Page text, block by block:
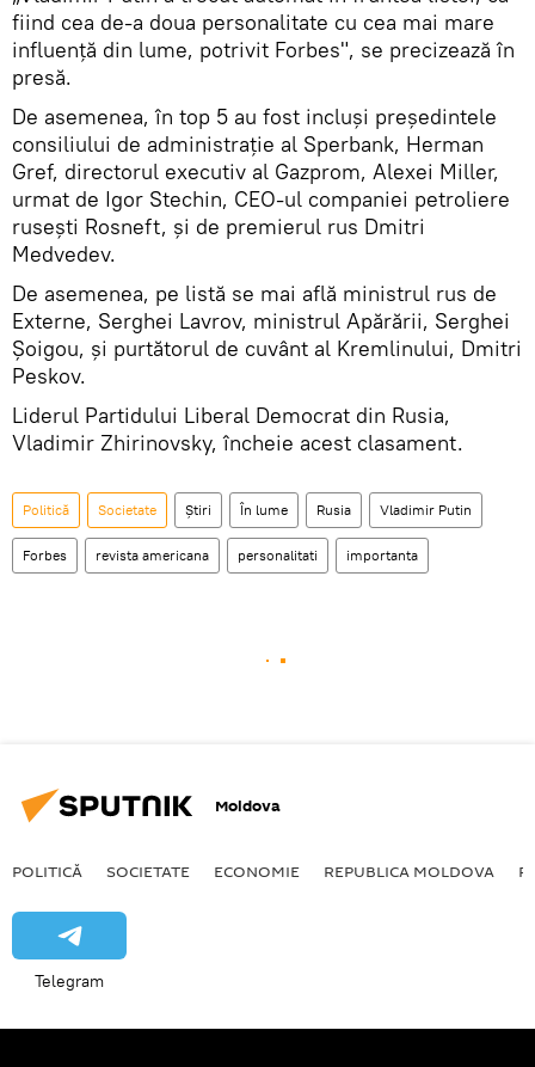
fiind cea de-a doua personalitate cu cea mai mare
influență din lume, potrivit Forbes", se precizează în
presă.
De asemenea, în top 5 au fost incluşi președintele
consiliului de administrație al Sperbank, Herman
Gref, directorul executiv al Gazprom, Alexei Miller,
urmat de Igor Stechin, CEO-ul companiei petroliere
ruseşti Rosneft, și de premierul rus Dmitri
Medvedev.
De asemenea, pe listă se mai află ministrul rus de
Externe, Serghei Lavrov, ministrul Apărării, Serghei
Șoigou, și purtătorul de cuvânt al Kremlinului, Dmitri
Peskov.
Liderul Partidului Liberal Democrat din Rusia,
Vladimir Zhirinovsky, încheie acest clasament.
Politică Societate Știri În lume Rusia Vladimir Putin
Forbes revista americana personalitati importanta
Moldova
POLITICĂ SOCIETATE ECONOMIE REPUBLICA MOLDOVA
Telegram